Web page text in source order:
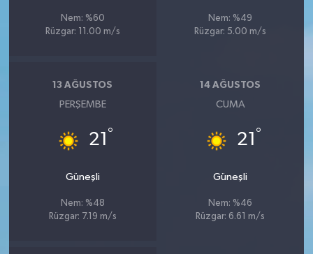
Nem: %60
Rüzgar: 11.00 m/s
Nem: %49
Rüzgar: 5.00 m/s
13 AĞUSTOS
PERŞEMBE
21 °
Güneşli
Nem: %48
Rüzgar: 7.19 m/s
14 AĞUSTOS
CUMA
21 °
Güneşli
Nem: %46
Rüzgar: 6.61 m/s